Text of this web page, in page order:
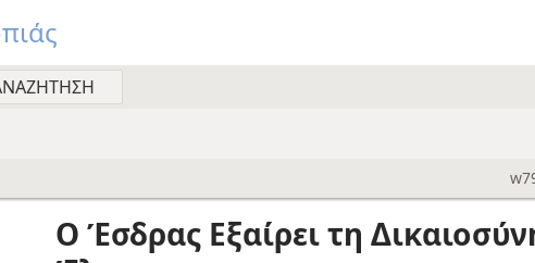
Ο Έσδρας Εξαίρει τη